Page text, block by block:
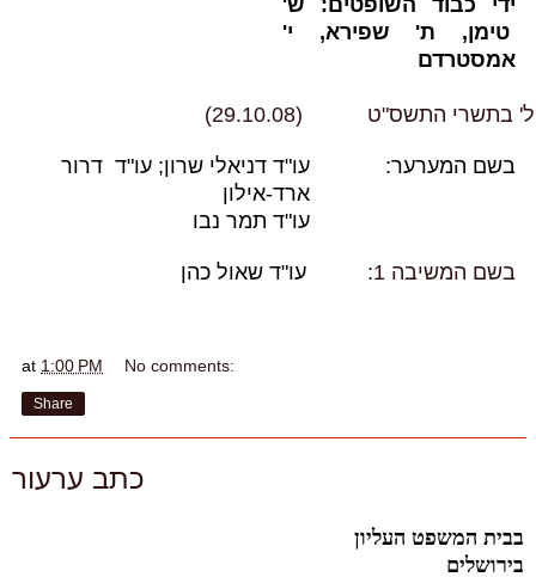
ידי כבוד השופטים: ש'
טימן, ת' שפירא, י'
אמסטרדם
ל' בתשרי התשס"ט (29.10.08)
בשם המערער:
עו"ד דניאלי שרון; עו"ד דרור
ארד-אילון
עו"ד תמר נבו
בשם המשיבה 1: עו"ד שאול כהן
at 1:00 PM No comments:
Share
כתב ערעור
בבית המשפט העליון
בירושלים